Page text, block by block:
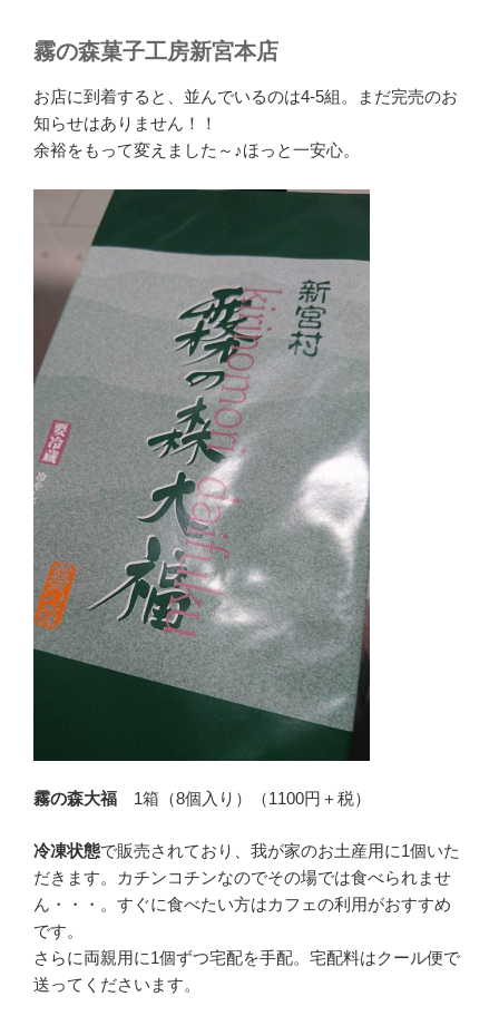
霧の森菓子工房新宮本店
お店に到着すると、並んでいるのは4-5組。まだ完売のお
知らせはありません！！
余裕をもって変えました～♪ほっと一安心。
霧の森大福 1箱（8個入り）（1100円＋税）
冷凍状態で販売されており、我が家のお土産用に1個いた
だきます。カチンコチンなのでその場では食べられませ
ん・・・。すぐに食べたい方はカフェの利用がおすすめ
です。
さらに両親用に1個ずつ宅配を手配。宅配料はクール便で
送ってくださいます。